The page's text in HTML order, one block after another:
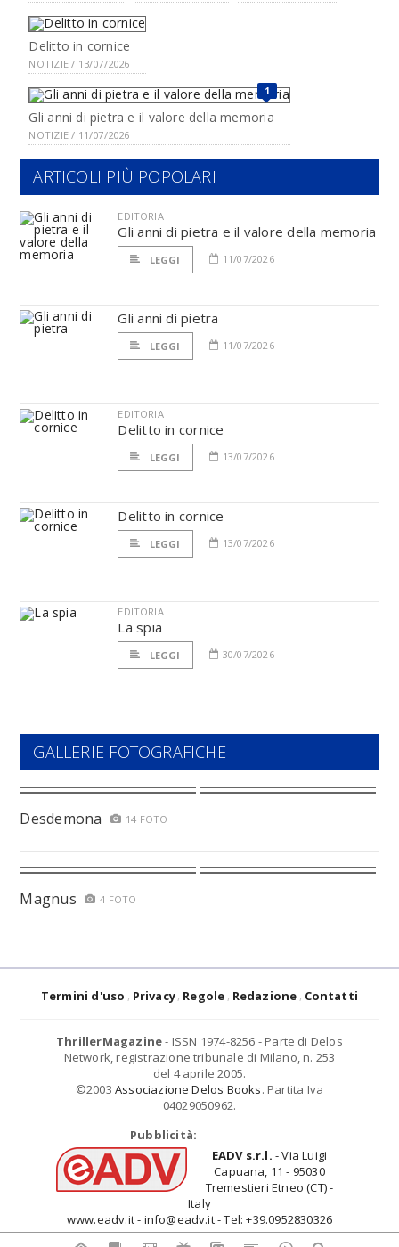
Delitto in cornice
NOTIZIE / 13/07/2026
1
Gli anni di pietra e il valore della memoria
NOTIZIE / 11/07/2026
ARTICOLI PIÙ POPOLARI
EDITORIA
Gli anni di pietra e il valore della memoria
LEGGI 11/07/2026
Gli anni di pietra
LEGGI 11/07/2026
EDITORIA
Delitto in cornice
LEGGI 13/07/2026
Delitto in cornice
LEGGI 13/07/2026
EDITORIA
La spia
LEGGI 30/07/2026
GALLERIE FOTOGRAFICHE
Desdemona 14 FOTO
Magnus 4 FOTO
Termini d'uso Privacy Regole Redazione Contatti
ThrillerMagazine- ISSN 1974-8256 - Parte di Delos
Network, registrazione tribunale di Milano, n. 253
del 4 aprile 2005.
©2003 Associazione Delos Books. Partita Iva
04029050962.
Pubblicità:
EADV s.r.l. - Via Luigi
Capuana, 11 - 95030
Tremestieri Etneo (CT) -
Italy
www.eadv.it - info@eadv.it - Tel: +39.0952830326